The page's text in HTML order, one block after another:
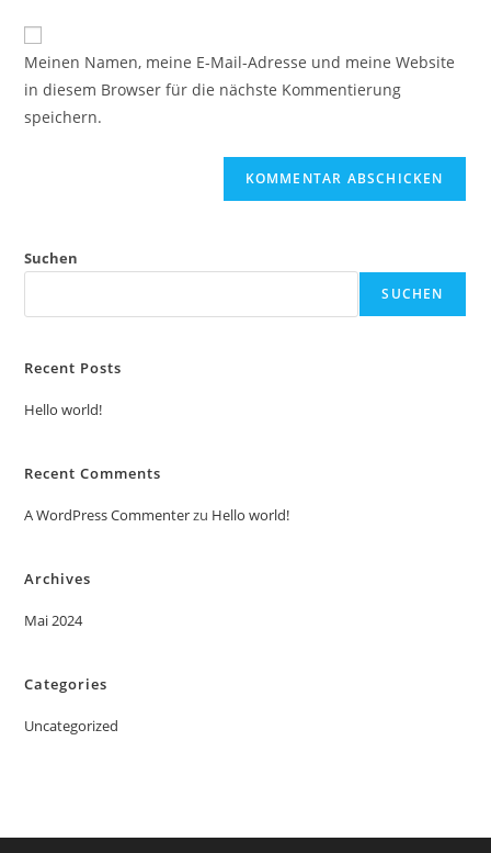
Meinen Namen, meine E-Mail-Adresse und meine Website
in diesem Browser für die nächste Kommentierung
speichern.
Suchen
SUCHEN
Recent Posts
Hello world!
Recent Comments
A WordPress Commenterzu Hello world!
Archives
Mai 2024
Categories
Uncategorized